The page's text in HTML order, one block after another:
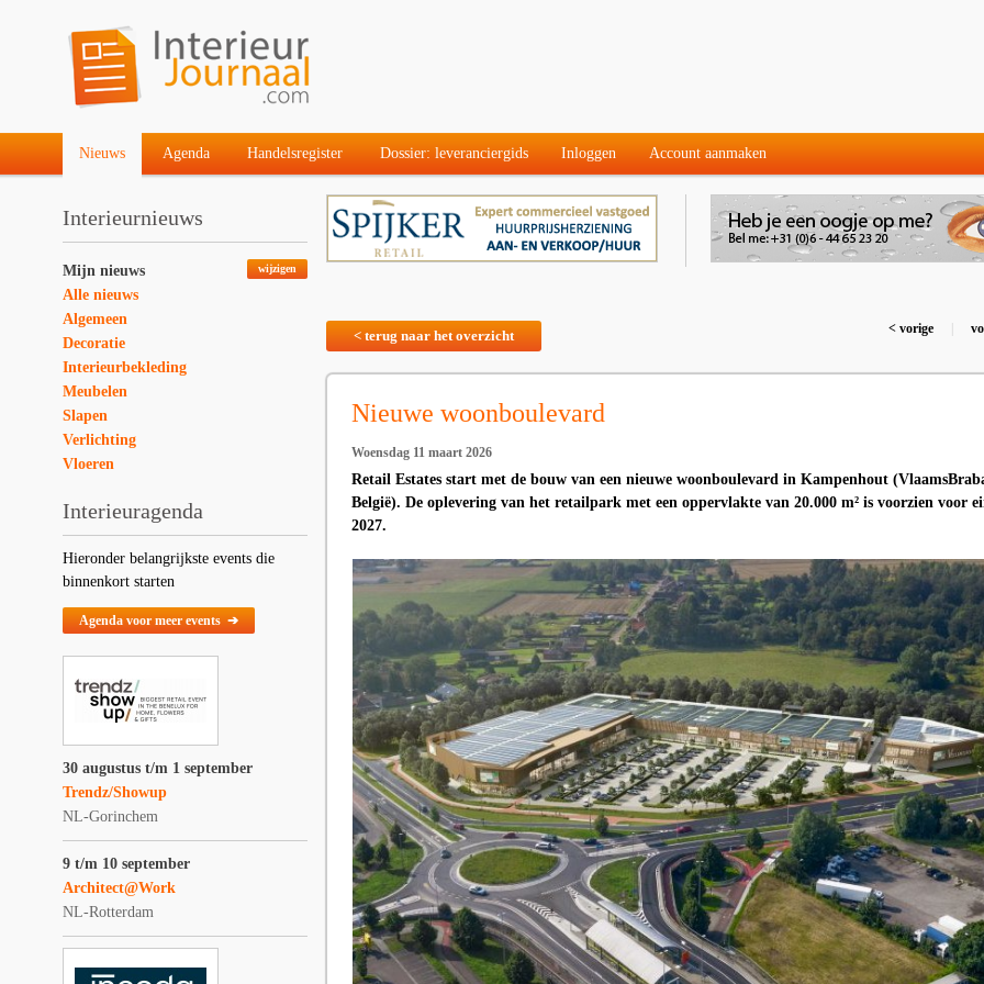
Nieuws Agenda Handelsregister Dossier: leveranciergids Inloggen Account aanmaken
Interieurnieuws
wijzigen
Mijn nieuws
Alle nieuws
Algemeen
Decoratie
Interieurbekleding
Meubelen
Slapen
Verlichting
Vloeren
Interieuragenda
Hieronder belangrijkste events die
binnenkort starten
Agenda voor meer events ➔
30 augustus t/m 1 september
Trendz/Showup
NL-Gorinchem
9 t/m 10 september
Architect@Work
NL-Rotterdam
< terug naar het overzicht < vorige
Nieuwe woonboulevard
Woensdag 11 maart 2026
Retail Estates start met de bouw van een nieuwe woonboulevard in Kampenhout
België). De oplevering van het retailpark met een oppervlakte van 20.000 m² is voorzien voor
2027.